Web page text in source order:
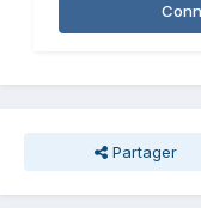
Partager